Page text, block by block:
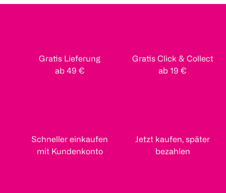
Gratis Lieferung
ab 49 €
Gratis Click & Collect
ab 19 €
Schneller einkaufen
mit Kundenkonto
Jetzt kaufen, später
bezahlen